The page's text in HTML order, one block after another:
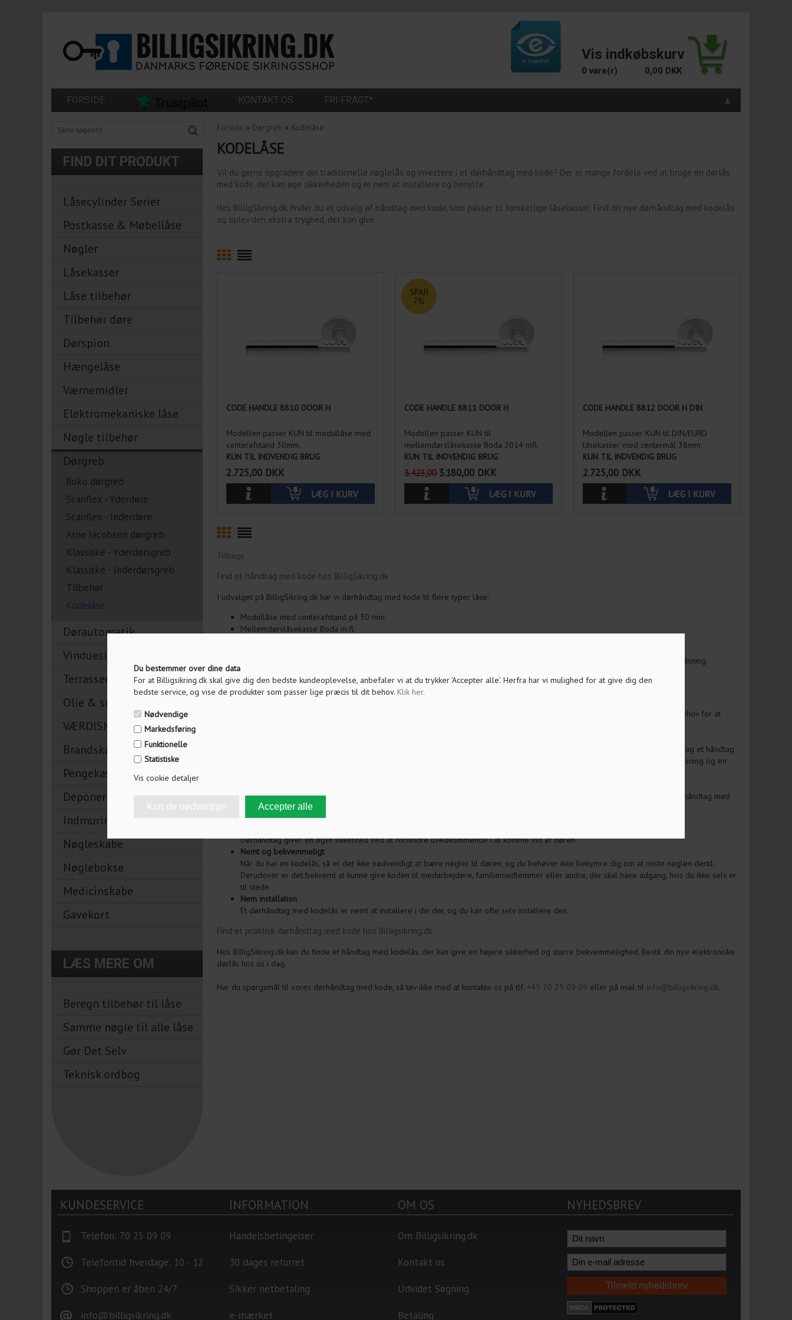
Du bestemmer over dine data
For at Billigsikring.dk skal give dig den bedste kundeoplevelse, anbefaler vi at du trykker ’Accepter alle’. Herfra har vi mulighed for at give dig den
bedste service, og vise de produkter som passer lige præcis til dit behov. Klik her.
Nødvendige
Markedsføring
Funktionelle
Statistiske
Vis cookie detaljer
Vis indkøbskurv
0 vare(r) 0,00 DKK
FORSIDE KONTAKT OS FRI FRAGT*
FIND DIT PRODUKT
Låsecylinder Serier
Postkasse & Møbellåse
Nøgler
Låsekasser
Låse tilbehør
Tilbehør døre
Dørspion
Hængelåse
Værnemidler
Elektromekaniske låse
Nøgle tilbehør
Dørgreb
Ruko dørgreb
Scanflex - Yderdøre
Scanflex - Inderdøre
Arne Jacobsen dørgreb
Klassiske - Yderdørsgreb
Klassiske - Inderdørsgreb
Tilbehør
Kodelåse
Dørautomatik
Vinduesikring
Terrassedørslåse
Olie & smøremidler
VÆRDISKABE
Brandskabe
Pengekasser
Deponeringsskabe
Indmuringsbokse
Nøgleskabe
Nøglebokse
Medicinskabe
Gavekort
LÆS MERE OM
Beregn tilbehør til låse
Samme nøgle til alle låse
Gør Det Selv
Teknisk ordbog
Forside » Dørgreb » Kodelåse
KODELÅSE
Vil du gerne opgradere din traditionelle nøglelås og investere i et dørhåndtag med kode? Der er mange fordele ved at bruge en dørlås
med kode, der kan øge sikkerheden og er nem at installere og benytte.
Hos BilligSikring.dk finder du et udvalg af håndtag med kode, som passer til forskellige låsekasser. Find dit nye dørhåndtag med kodelås
og oplev den ekstra tryghed, det kan give.
CODE HANDLE 8810 DOOR H
Modellen passer KUN til modullåse med
centerafstand 30mm.
KUN TIL INDVENDIG BRUG
2.725,00 DKK
SPAR
7%
CODE HANDLE 8811 DOOR H
Modellen passer KUN til
mellemdørslåsekasse Boda 2014 mfl.
KUN TIL INDVENDIG BRUG
3.423,003.180,00 DKK
CODE HANDLE 8812 DOOR H DIN
Modellen passer KUN til DIN/EURO
låsekasser med centermål 38mm.
KUN TIL INDVENDIG BRUG
2.725,00 DKK
Tilbage
Find et håndtag med kode hos BilligSikring.dk
I udvalget på BilligSikring.dk har vi dørhåndtag med kode til flere typer låse:
Modullåse med centerafstand på 30 mm.
Mellemdørslåsekasse Boda m.fl.
På alle vores dørgreb med kode er der 5 knapper. 4 af knapperne bruges til at indtaste den 4-6-cifrede brugerkode og 1 knap til låsning.
Dørlåsene med kode kan fås til både højre- og venstrelås.
Hvor bruger man en elektronisk dørlås?
De elektroniske dørhåndtag fra Billigsikring.dk er til indvendig brug. Dørhåndtag med kode er oplagt at bruge steder, hvor der er behov for at
Dørhåndtag med kode kan anvendes i eksempelvis institutioner, kontorer, sundhedsfaciliteter, lagerrum eller offentlige bygninger. Brug et håndtag
med kode på alt fra kontordøre, mellemdøre, mødelokaler, personalerum og lignende, hvor der er behov for hurtig og bekvem aflåsning og en
Der er mange flere fordele ved at benytte et dørhåndtag med kodelås. Nedenfor kan du se nogle af de fordele, der er ved et dørhåndtag med
kode.
Dørhåndtag giver en øget sikkerhed ved at forhindre uvedkommende i at komme ind af døren.
Nemt og bekvemmeligt
Når du har en kodelås, så er det ikke nødvendigt at bære nøgler til døren, og du behøver ikke bekymre dig om at miste nøglen dertil.
Derudover er det bekvemt at kunne give koden til medarbejdere, familiemedlemmer eller andre, der skal have adgang, hvis du ikke selv er
til stede.
Nem installation
Et dørhåndtag med kodelås er nemt at installere i din dør, og du kan ofte selv installere den.
Find et praktisk dørhåndtag med kode hos Billigsikring.dk
Hos BilligSikring.dk kan du finde et håndtag med kodelås, der kan give en højere sikkerhed og større bekvemmelighed. Bestil din nye elektroniske
dørlås hos os i dag.
Har du spørgsmål til vores dørhåndtag med kode, så tøv ikke med at kontakte os på tlf. +45 70 25 09 09 eller på mail til info@billigsikring.dk.
KUNDESERVICE
Telefon: 70 25 09 09
Telefontid hverdage: 10 - 12
Shoppen er åben 24/7
info@billigsikring.dk
INFORMATION
Handelsbetingelser
30 dages returret
Sikker netbetaling
e-mærket
OM OS
Om Billigsikring.dk
Kontakt os
Udvidet Søgning
Betaling
NYHEDSBREV